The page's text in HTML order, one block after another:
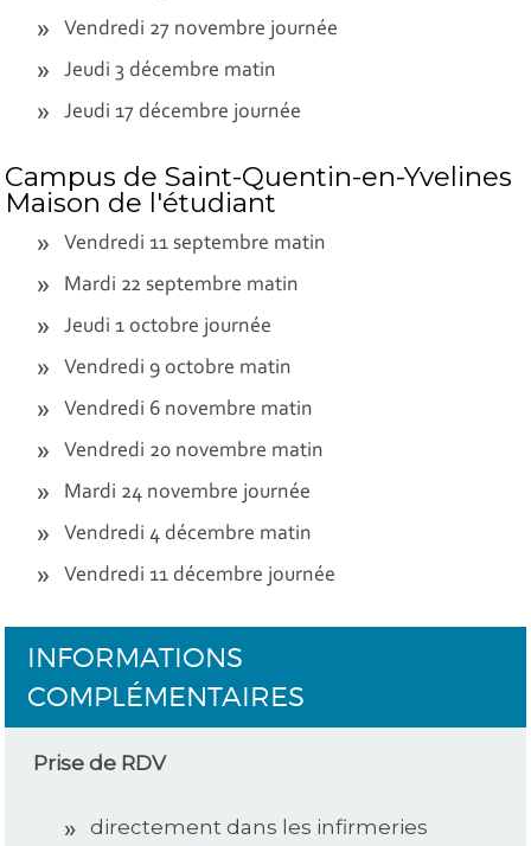
Vendredi 27 novembre journée
Jeudi 3 décembre matin
Jeudi 17 décembre journée
Campus de Saint-Quentin-en-Yvelines
Maison de l'étudiant
Vendredi 11 septembre matin
Mardi 22 septembre matin
Jeudi 1 octobre journée
Vendredi 9 octobre matin
Vendredi 6 novembre matin
Vendredi 20 novembre matin
Mardi 24 novembre journée
Vendredi 4 décembre matin
Vendredi 11 décembre journée
INFORMATIONS
COMPLÉMENTAIRES
Prise de RDV
directement dans les infirmeries